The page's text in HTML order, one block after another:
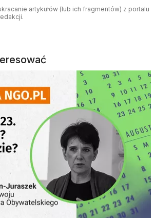
artykułów (lub ich fragmentów) z portalu